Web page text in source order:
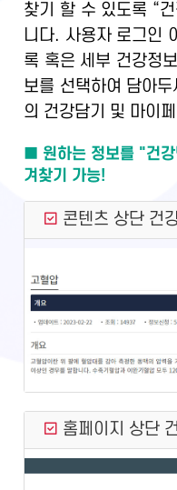
찾기 할 수 있도록 “
니다. 사용자 로그인
록 혹은 세부 건강정
보를 선택하여 담아
의 건강담기 및 마이
■ 원하는 정보를 "건
겨찾기 가능!
콘텐츠 상단 건
홈페이지 상단